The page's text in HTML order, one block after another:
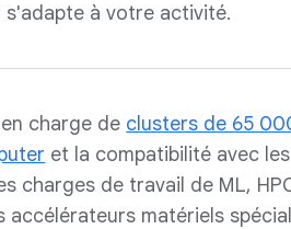
s'adapte à votre activité.
charge de clusters de 65
et la compatibilité avec
charges de travail de ML,
accélérateurs matériels